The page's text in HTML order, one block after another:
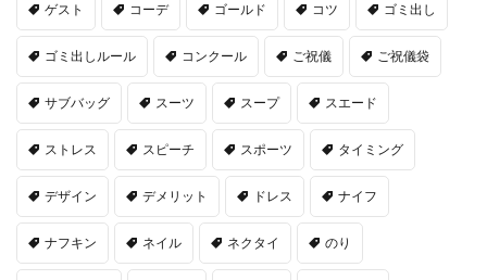
ゲスト コーデ ゴールド コツ ゴミ出し
ゴミ出しルール コンクール ご祝儀 ご祝儀袋
サブバッグ スーツ スープ スエード
ストレス スピーチ スポーツ タイミング
デザイン デメリット ドレス ナイフ
ナフキン ネイル ネクタイ のり